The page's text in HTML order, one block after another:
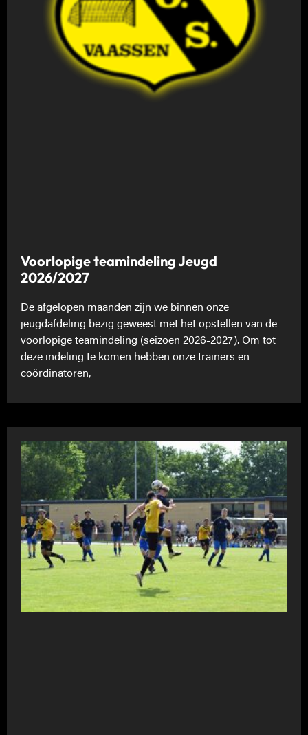
Voorlopige teamindeling Jeugd
2026/2027
De afgelopen maanden zijn we binnen onze
jeugdafdeling bezig geweest met het opstellen van de
voorlopige teamindeling (seizoen 2026-2027). Om tot
deze indeling te komen hebben onze trainers en
coördinatoren,